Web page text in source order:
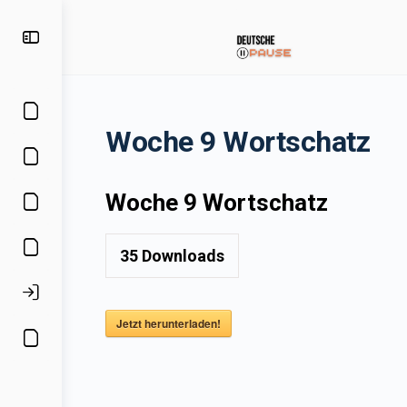
Woche 9 Wortschatz
Woche 9 Wortschatz
35 Downloads
Jetzt herunterladen!